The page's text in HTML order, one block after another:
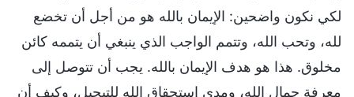
لكي نكون واضحين: الإيمان بالله هو من أجل أن تخضع
لله، وتحب الله، وتتمم الواجب الذي ينبغي أن يتممه كائن
مخلوق. هذا هو هدف الإيمان بالله. يجب أن تتوصل إلى
معرفة جمال الله، ومدى استحقاق الله للتبجيل، وكيف أن